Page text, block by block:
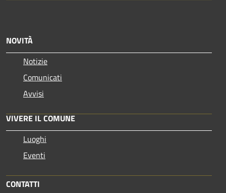
NOVITÀ
Notizie
Comunicati
Avvisi
VIVERE IL COMUNE
Luoghi
Eventi
CONTATTI